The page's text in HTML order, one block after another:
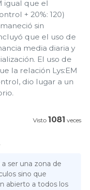
igual que el
+ 20%: 120)
sin
que el uso de
media diaria y
El uso de
la relación Lys:EM
dio lugar a un
Visto 1081 veces
ser una zona de
sino que
abierto a todos los